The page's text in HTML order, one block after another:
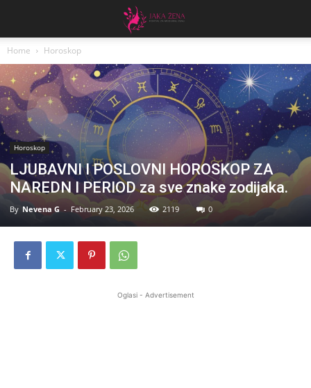
Home Horoskop
Horoskop
LJUBAVNI I POSLOVNI HOROSKOP ZA
NAREDN I PERIOD za sve znake zodijaka.
By Nevena G - February 23, 2026 2119 0
Oglasi - Advertisement